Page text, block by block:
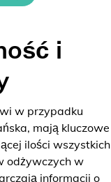
i
w przypadku
mają kluczowe
ilości wszystkich
odżywczych w
informacji o